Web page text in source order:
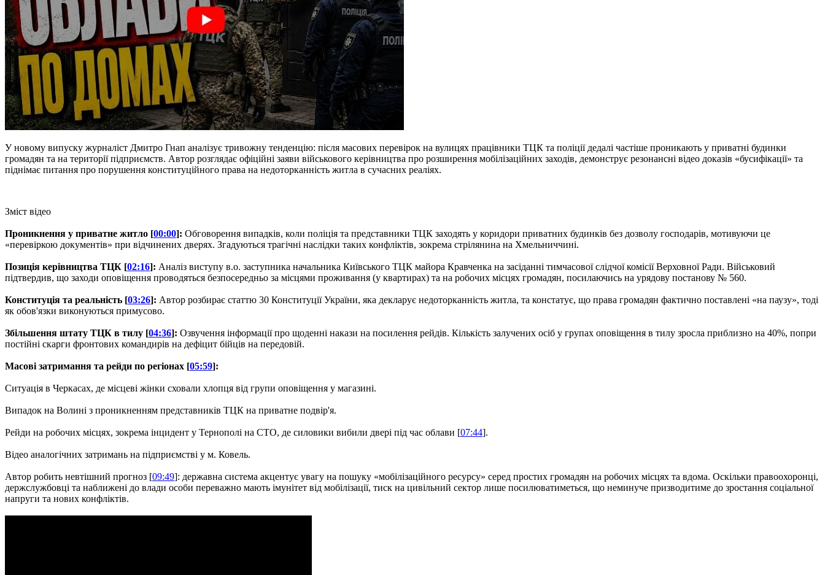
У новому випуску журналіст Дмитро Гнап аналізує тривожну тенденцію: після масових перевірок на вулицях працівники ТЦК та поліції дедалі частіше проникають у приватні будинки
громадян та на території підприємств. Автор розглядає офіційні заяви військового керівництва про розширення мобілізаційних заходів, демонструє резонансні відео доказів «бусифікації» та
піднімає питання про порушення конституційного права на недоторканність житла в сучасних реаліях.
Зміст відео
Проникнення у приватне житло [00:00]: Обговорення випадків, коли поліція та представники ТЦК заходять у коридори приватних будинків без дозволу господарів, мотивуючи це
«перевіркою документів» при відчинених дверях. Згадуються трагічні наслідки таких конфліктів, зокрема стрілянина на Хмельниччині.
Позиція керівництва ТЦК [02:16]: Аналіз виступу в.о. заступника начальника Київського ТЦК майора Кравченка на засіданні тимчасової слідчої комісії Верховної Ради. Військовий
підтвердив, що заходи оповіщення проводяться безпосередньо за місцями проживання (у квартирах) та на робочих місцях громадян, посилаючись на урядову постанову № 560.
Конституція та реальність [03:26]: Автор розбирає статтю 30 Конституції України, яка декларує недоторканність житла, та констатує, що права громадян фактично поставлені «на паузу», тоді
як обов'язки виконуються примусово.
Збільшення штату ТЦК в тилу [04:36]: Озвучення інформації про щоденні накази на посилення рейдів. Кількість залучених осіб у групах оповіщення в тилу зросла приблизно на 40%, попри
постійні скарги фронтових командирів на дефіцит бійців на передовій.
Масові затримання та рейди по регіонах [05:59]:
Ситуація в Черкасах, де місцеві жінки сховали хлопця від групи оповіщення у магазині.
Випадок на Волині з проникненням представників ТЦК на приватне подвір'я.
Рейди на робочих місцях, зокрема інцидент у Тернополі на СТО, де силовики вибили двері під час облави [07:44].
Відео аналогічних затримань на підприємстві у м. Ковель.
Автор робить невтішний прогноз [09:49]: державна система акцентує увагу на пошуку «мобілізаційного ресурсу» серед простих громадян на робочих місцях та вдома. Оскільки правоохоронці,
держслужбовці та наближені до влади особи переважно мають імунітет від мобілізації, тиск на цивільний сектор лише посилюватиметься, що неминуче призводитиме до зростання соціальної
напруги та нових конфліктів.